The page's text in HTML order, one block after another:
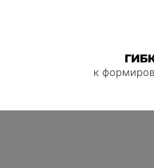
к